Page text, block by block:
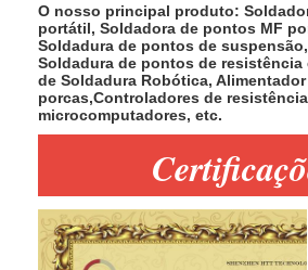
O nosso principal produto:
portátil, Soldadora de pontos MF
Soldadura de pontos de
Soldadura de pontos de resistência
de Soldadura Robótica,
porcas,Controladores de
microcomputadores, etc.